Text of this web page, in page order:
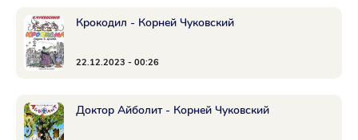
Крокодил - Корней Чуковский
22.12.2023 - 00:26
Доктор Айболит - Корней Чуковский